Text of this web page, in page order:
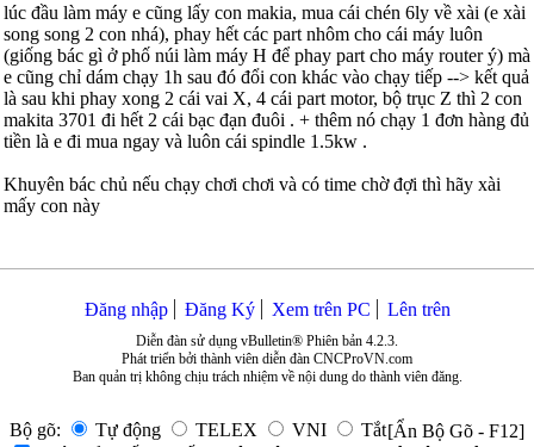
lúc đầu làm máy e cũng lấy con makia, mua cái chén 6ly về xài (e xài
song song 2 con nhá), phay hết các part nhôm cho cái máy luôn
(giống bác gì ở phố núi làm máy H để phay part cho máy router ý) mà
e cũng chỉ dám chạy 1h sau đó đổi con khác vào chạy tiếp --> kết quả
là sau khi phay xong 2 cái vai X, 4 cái part motor, bộ trục Z thì 2 con
makita 3701 đi hết 2 cái bạc đạn đuôi . + thêm nó chạy 1 đơn hàng đủ
tiền là e đi mua ngay và luôn cái spindle 1.5kw .
Khuyên bác chủ nếu chạy chơi chơi và có time chờ đợi thì hãy xài
mấy con này
Đăng nhập Đăng Ký Xem trên PC Lên trên
Diễn đàn sử dụng vBulletin® Phiên bản 4.2.3.
Phát triển bởi thành viên diễn đàn CNCProVN.com
Ban quản trị không chịu trách nhiệm về nội dung do thành viên đăng.
Bộ gõ: Tự động TELEX VNI Tắt[Ẩn Bộ Gõ - F12]